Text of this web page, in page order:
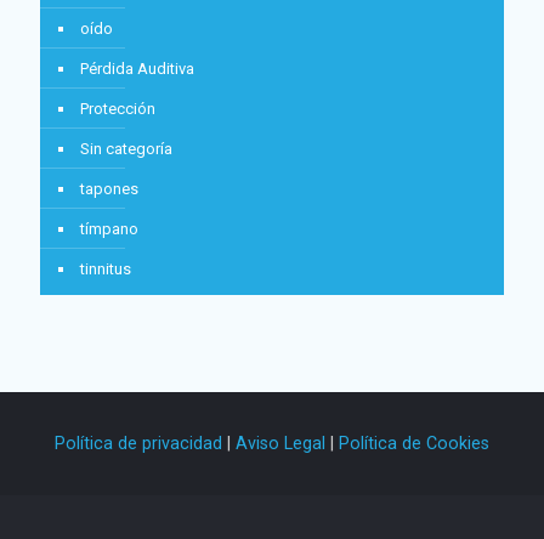
oído
Pérdida Auditiva
Protección
Sin categoría
tapones
tímpano
tinnitus
Política de privacidad Aviso Legal Política de Cookies